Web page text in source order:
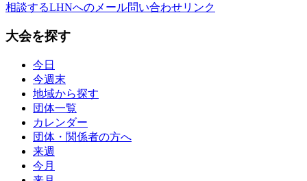
相談するLHNへのメール問い合わせリンク
大会を探す
今日
今週末
地域から探す
団体一覧
カレンダー
団体・関係者の方へ
来週
今月